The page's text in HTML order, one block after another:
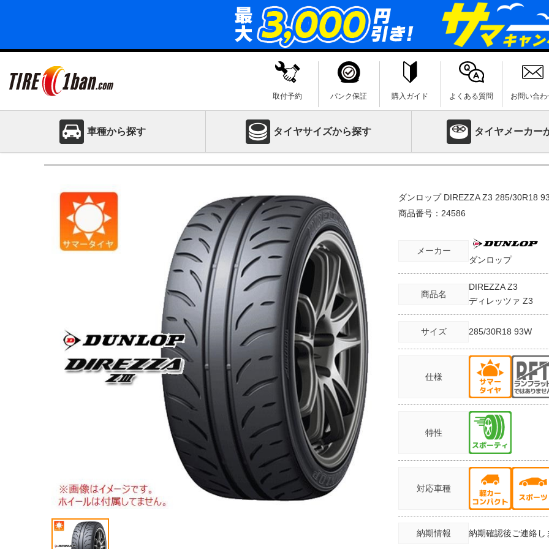
取付予約 パンク保証 購入ガイド よくある質問 お問い合わ
車種から探す タイヤサイズから探す タイヤメーカー
ダンロップ DIREZZA Z3 285/30R18
商品番号： 24586
メーカー
ダンロップ
商品名
DIREZZA Z3
ディレッツァ Z3
サイズ 285/30R1893W
仕様
特性
対応車種
納期情報 納期確認後ご連絡し